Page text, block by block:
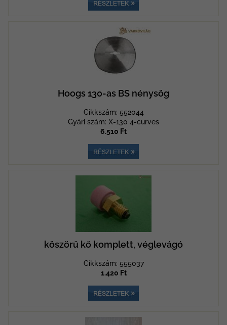
Hoogs 130-as BS nénysög
Cikkszám: 552044
Gyári szám: X-130 4-curves
6.510 Ft
köszörű kő komplett, véglevágó
Cikkszám: 555037
1.420 Ft